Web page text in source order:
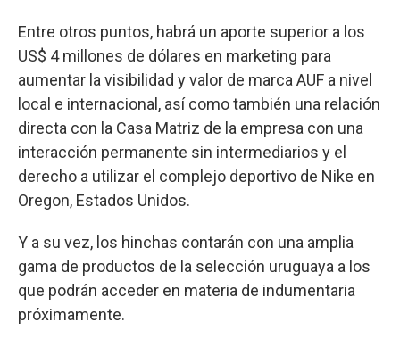
Entre otros puntos, habrá un aporte superior a los
US$ 4 millones de dólares en marketing para
aumentar la visibilidad y valor de marca AUF a nivel
local e internacional, así como también una relación
directa con la Casa Matriz de la empresa con una
interacción permanente sin intermediarios y el
derecho a utilizar el complejo deportivo de Nike en
Oregon, Estados Unidos.
Y a su vez, los hinchas contarán con una amplia
gama de productos de la selección uruguaya a los
que podrán acceder en materia de indumentaria
próximamente.